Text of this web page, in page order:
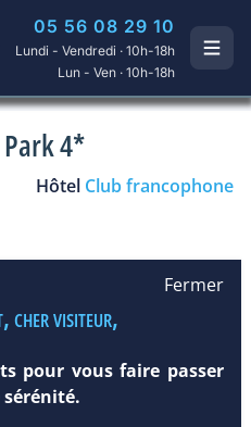
05 56 08 29 10
Lundi - Vendredi · 10h-18h
Lun - Ven · 10h-18h
4*
Hôtel Club francophone
Fermer
cher visiteur,
pour vous faire passer
sérénité.